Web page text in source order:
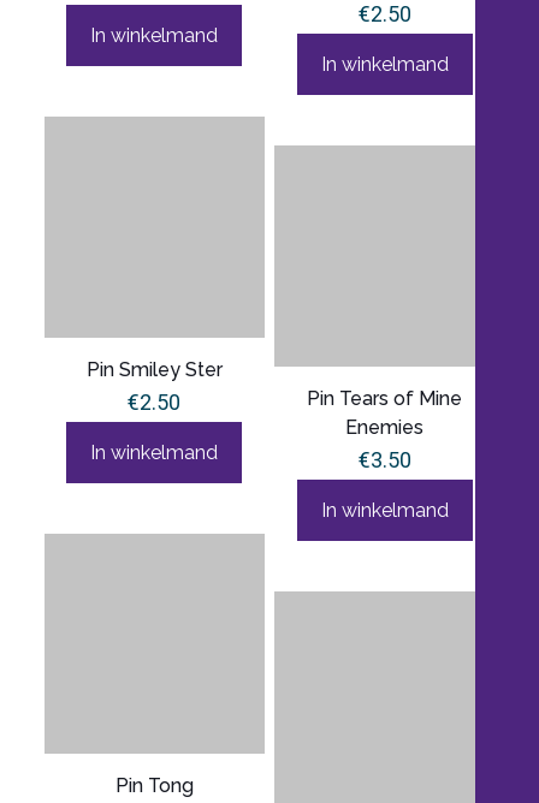
In winkelmand
€2.50
In winkelmand
Pin Smiley Ster
€2.50
In winkelmand
Pin Tears of Mine
Enemies
€3.50
In winkelmand
Pin Tong